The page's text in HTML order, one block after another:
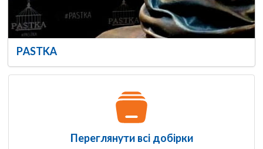
PASTKA
Переглянути всі добірки